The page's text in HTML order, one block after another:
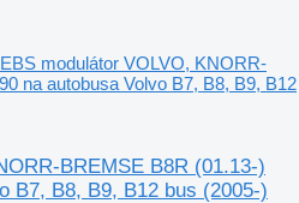
EBS modulátor VOLVO, KNORR-
na autobusa Volvo B7, B8, B9, B12
BREMSE B8R (01.13-)
B7, B8, B9, B12 bus (2005-)